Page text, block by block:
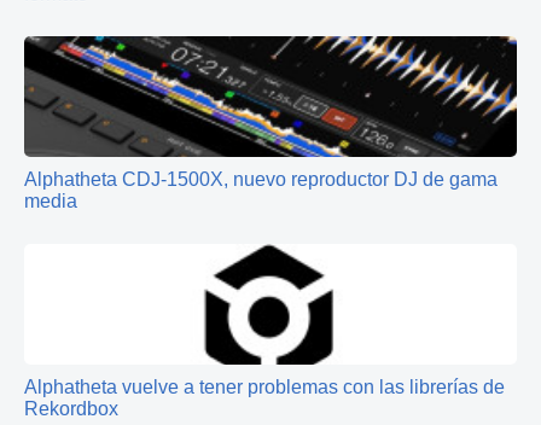
Alphatheta CDJ-1500X, nuevo reproductor DJ de gama
media
Alphatheta vuelve a tener problemas con las librerías de
Rekordbox